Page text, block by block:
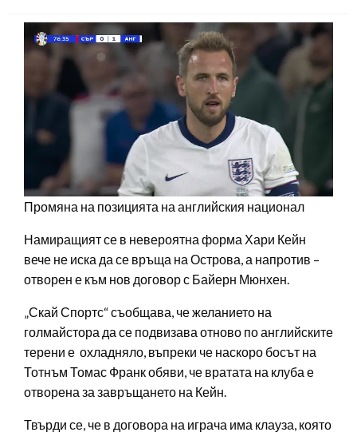
Промяна на позицията на английския национал
Намиращият се в невероятна форма Хари Кейн
вече не иска да се връща на Острова, а напротив –
отворен е към нов договор с Байерн Мюнхен.
„Скай Спортс“ съобщава, че желанието на
голмайстора да се подвизава отново по английските
терени е охладняло, въпреки че наскоро босът на
Тотнъм Томас Франк обяви, че вратата на клуба е
отворена за завръщането на Кейн.
Твърди се, че в договора на играча има клауза, която